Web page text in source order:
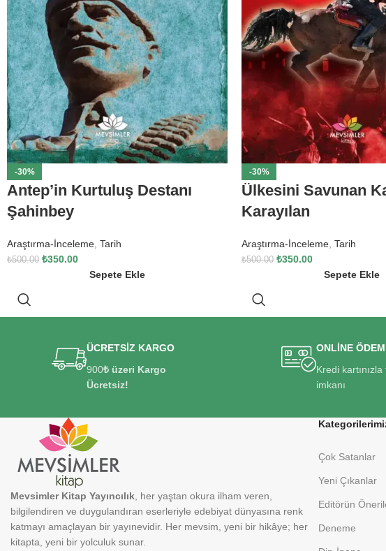
-30%
Antep’in Kurtuluş Destanı
Şahinbey
Araştırma-İnceleme Tarih
₺500.00 ₺350.00
Sepete Ekle
-30%
Ülkesini Savunan
Karayılan
Araştırma-İnceleme Tarih
₺500.00 ₺350.00
Sepete Ekle
ÜCRETSİZ KARGO
900₺ üzeri Kargo
Ücretsiz!
ONLİNE
Kredi kartınızla
imkanı
Çok Satanlar
Yeni Çıkanlar
Editörün
Deneme
Mevsimler Kitap Yayıncılık , her yaştan okura ilham veren,
bilgilendiren ve duygulandıran eserleriyle edebiyat dünyasına renk
katmayı amaçlayan bir yayınevidir. Her mevsim, yeni bir hikâye; her
kitapta, yeni bir yolculuk sunar.